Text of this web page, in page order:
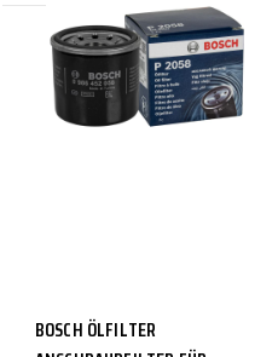
BOSCH
BOSCH ÖLFILTER